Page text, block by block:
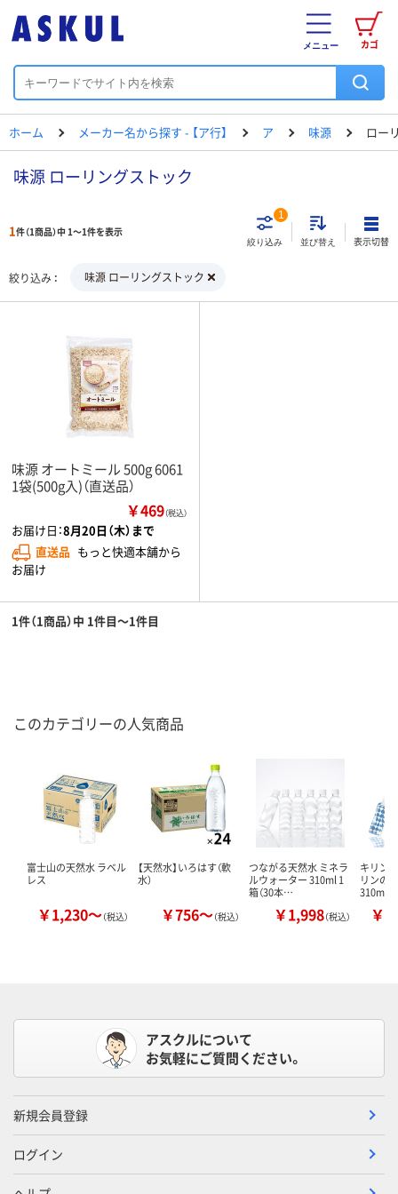
カゴ
メニュー
ホーム メーカー名から探す - 【ア行】 ア 味源 ロー
味源 ローリングストック
1件（1商品）中 1～1件を表示
絞り込み
1
並び替え 表示切替
絞り込み 味源 ローリングストック
味源 オートミール 500g 6061
1袋(500g入)（直送品）
￥469（税込）
お届け日：8月20日（木）まで
直送品 もっと快適本舗から
お届け
1件（1商品）中 1件目～1件目
このカテゴリーの人気商品
富士山の天然水 ラベル
レス
￥1,230～（税込）
【天然水】いろはす（軟
水）
￥756～（税込）
つながる天然水 ミネラ
ルウォーター 310ml 1
箱（30本…
￥1,998（税込）
キリン
リンの
310ml
￥
アスクルについて
お気軽にご質問ください。
新規会員登録
ログイン